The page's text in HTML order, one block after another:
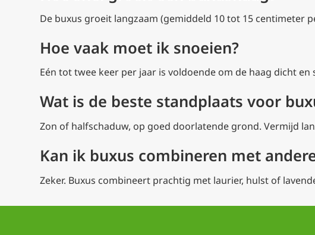
De buxus groeit langzaam (gemiddeld 10 tot 15 centimeter
Hoe vaak moet ik snoeien?
Eén tot twee keer per jaar is voldoende om de haag dicht
Wat is de beste standplaats voor
Zon of halfschaduw, op goed doorlatende grond. Vermijd
Kan ik buxus combineren met
Zeker. Buxus combineert prachtig met laurier, hulst of